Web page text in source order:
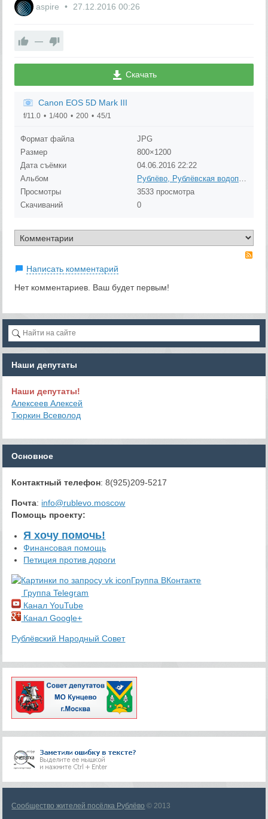
aspire 27.12.2016 00:26
—
Скачать
Canon EOS 5D Mark III
f/11.0 1/400 200 45/1
Формат файла
JPG
Размер
800×1200
Дата съёмки
04.06.2016 22:22
Альбом
Просмотры
3533 просмотра
Скачиваний
0
Написать комментарий
Нет комментариев. Ваш будет первым!
Наши депутаты
Наши депутаты!
Алексеев Алексей
Тюркин Всеволод
Основное
Контактный телефон: 8(925)209-5217
Почта: info@rublevo.moscow
Помощь проекту:
Я хочу помочь!
Финансовая помощь
Петиция против дороги
Группа ВКонтакте
Группа Telegram
Канал YouTube
Канал Google+
Рублёвский Народный Совет
Сообщество жителей посёлка Рублёво © 2013